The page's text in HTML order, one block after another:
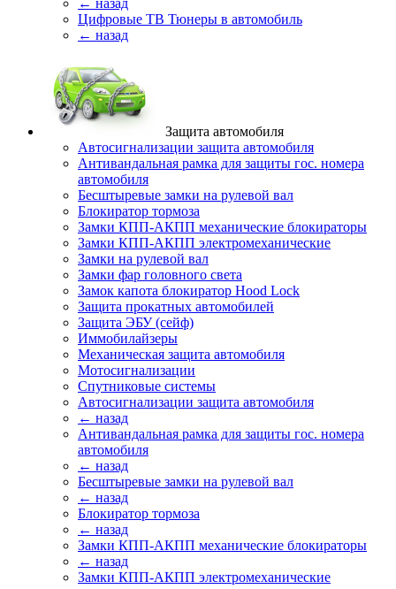
← назад
Цифровые ТВ Тюнеры в автомобиль
← назад
Защита автомобиля
Автосигнализации защита автомобиля
Антивандальная рамка для защиты гос. номера
автомобиля
Бесштыревые замки на рулевой вал
Блокиратор тормоза
Замки КПП-АКПП механические блокираторы
Замки КПП-АКПП электромеханические
Замки на рулевой вал
Замки фар головного света
Замок капота блокиратор Hood Lock
Защита прокатных автомобилей
Защита ЭБУ (сейф)
Иммобилайзеры
Механическая защита автомобиля
Мотосигнализации
Спутниковые системы
Автосигнализации защита автомобиля
← назад
Антивандальная рамка для защиты гос. номера
автомобиля
← назад
Бесштыревые замки на рулевой вал
← назад
Блокиратор тормоза
← назад
Замки КПП-АКПП механические блокираторы
← назад
Замки КПП-АКПП электромеханические